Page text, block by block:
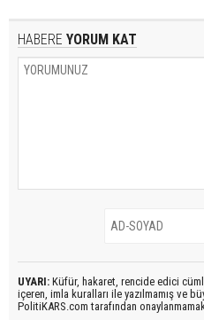
HABERE YORUM KAT
UYARI: Küfür, hakaret, rencide edici
içeren, imla kuralları ile yazılmamış ve
PolitiKARS.com tarafından